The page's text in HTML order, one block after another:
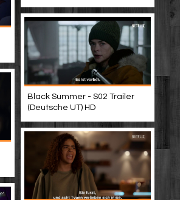
Black Summer - S02 Trailer
(Deutsche UT) HD